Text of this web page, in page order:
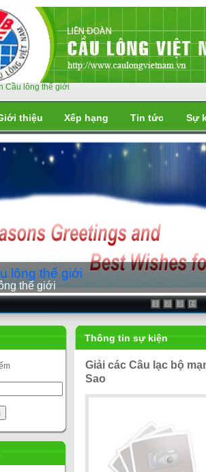
Cầu lông thế giới
thiệu Xếp hạng Tin tức Sự
lông thế giới
thế giới
1 2 3 4
Thông tin sự kiện
Giải các Câu lạc bộ
Sao